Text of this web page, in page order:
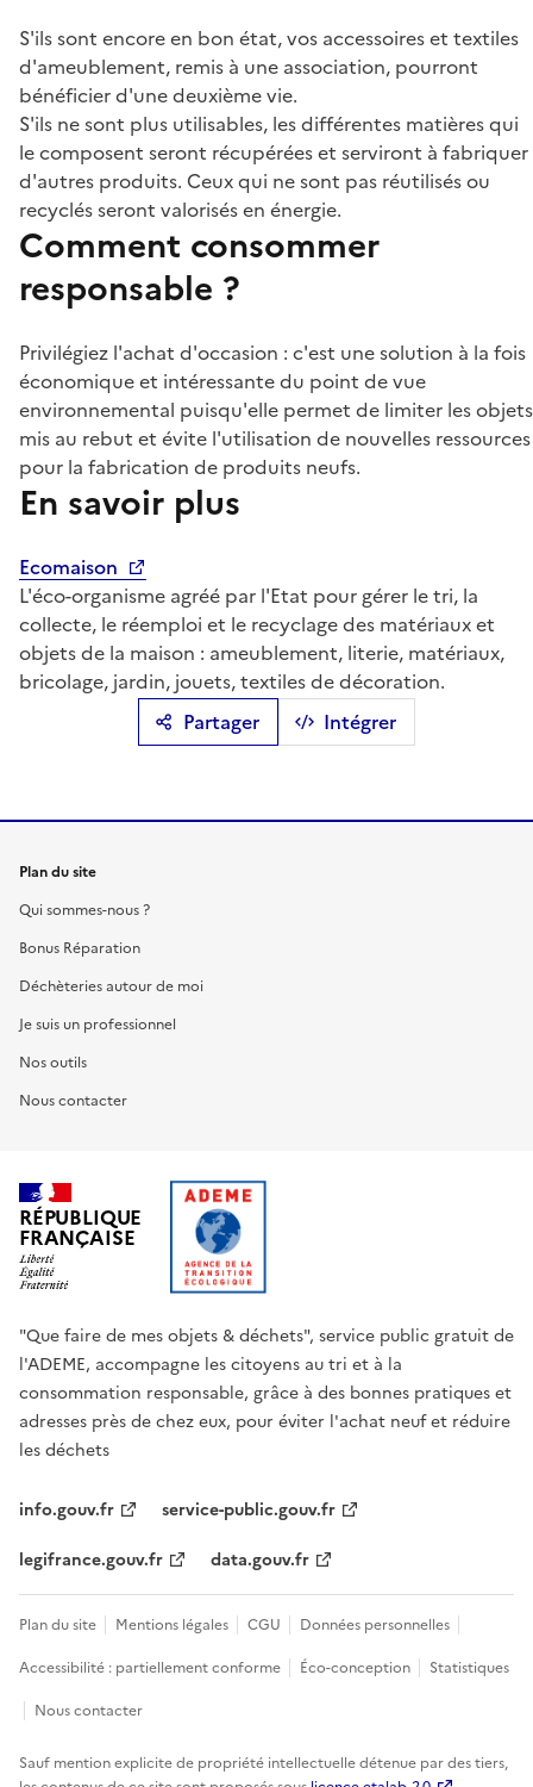
Partager Intégrer
S'ils sont encore en bon état, vos accessoires et textiles
d'ameublement, remis à une association, pourront
bénéficier d'une deuxième vie.
S'ils ne sont plus utilisables, les différentes matières qui
le composent seront récupérées et serviront à fabriquer
d'autres produits. Ceux qui ne sont pas réutilisés ou
recyclés seront valorisés en énergie.
Comment consommer
responsable ?
Privilégiez l'achat d'occasion : c'est une solution à la fois
économique et intéressante du point de vue
environnemental puisqu'elle permet de limiter les objets
mis au rebut et évite l'utilisation de nouvelles ressources
pour la fabrication de produits neufs.
En savoir plus
Ecomaison
L'éco-organisme agréé par l'Etat pour gérer le tri, la
collecte, le réemploi et le recyclage des matériaux et
objets de la maison : ameublement, literie, matériaux,
bricolage, jardin, jouets, textiles de décoration.
Plan du site
Qui sommes-nous ?
Bonus Réparation
Déchèteries autour de moi
Je suis un professionnel
Nos outils
Nous contacter
RÉPUBLIQUE
FRANÇAISE
"Que faire de mes objets & déchets", service public gratuit de
l'ADEME, accompagne les citoyens au tri et à la
consommation responsable, grâce à des bonnes pratiques et
adresses près de chez eux, pour éviter l'achat neuf et réduire
les déchets
info.gouv.fr
service-public.gouv.fr
legifrance.gouv.fr
data.gouv.fr
Plan du site Mentions légales CGU
Données personnelles
Accessibilité : partiellement conforme
Éco-conception
Statistiques
Nous contacter
Sauf mention explicite de propriété intellectuelle détenue par des tiers,